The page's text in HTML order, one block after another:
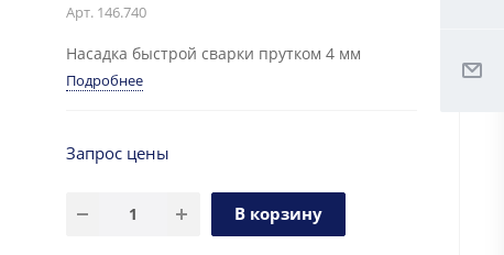
Арт. 146.740
Насадка быстрой сварки прутком 4 мм
Подробнее
Запрос цены
В корзину